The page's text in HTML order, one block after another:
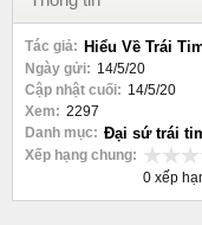
Tác giả: Hiểu Về Trái
Ngày gửi: 14/5/20
Cập nhật cuối: 14/5/20
Xem: 2297
Danh mục: Đại sứ trái
Xếp hạng chung:
0 xếp